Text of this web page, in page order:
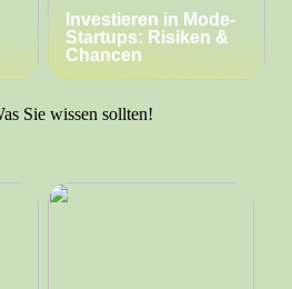
Investieren in Mode-
Startups: Risiken &
Chancen
Sie wissen sollten!